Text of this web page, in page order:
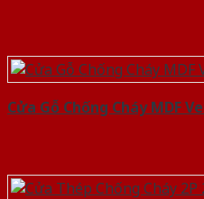
Cửa Gỗ Chống Cháy MDF